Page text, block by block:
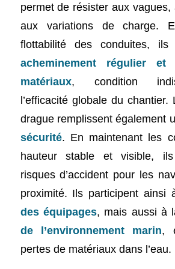
permet de résister aux
aux variations de charge.
flottabilité des conduites, ils
acheminement régulier et
matériaux, condition
l’efficacité globale du
drague remplissent également
sécurité. En maintenant les
hauteur stable et visible,
risques d’accident pour les
proximité. Ils participent ainsi
des équipages, mais aussi à
de l’environnement marin,
pertes de matériaux dans l’eau.